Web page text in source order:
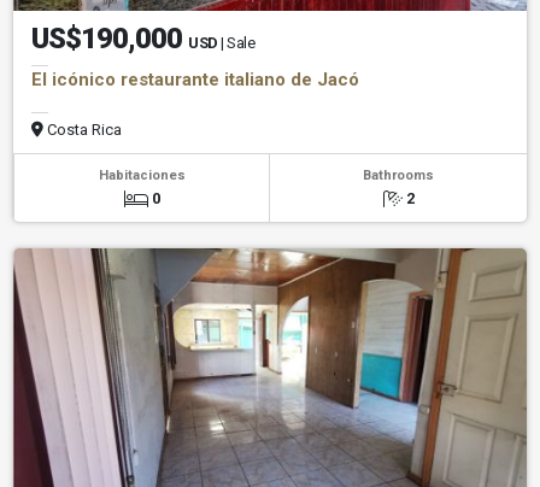
US$190,000 USD | Sale
El icónico restaurante italiano de Jacó
Costa Rica
Habitaciones
0
Bathrooms
2